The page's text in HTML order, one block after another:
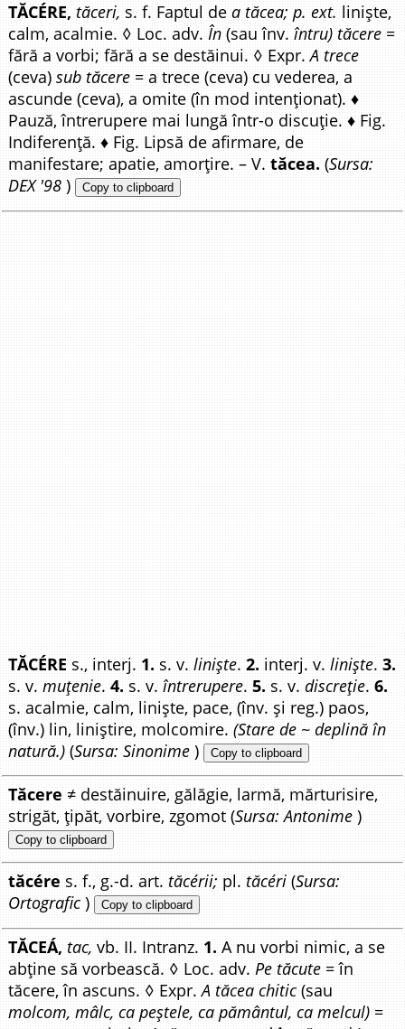
TĂCÉRE, tăceri, s. f. Faptul dea tăcea; p. ext. liniște,
calm, acalmie. ◊ Loc. adv.În (sau înv.întru) tăcere =
fără a vorbi; fără a se destăinui. ◊ Expr.A trece
(ceva)sub tăcere = a trece (ceva) cu vederea, a
ascunde (ceva), a omite (în mod intenționat). ♦
Pauză, întrerupere mai lungă într-o discuție. ♦ Fig.
Indiferență. ♦ Fig. Lipsă de afirmare, de
manifestare; apatie, amorțire. – V.tăcea. (Sursa:
DEX '98 ) Copy to clipboard
TĂCÉRE s., interj. 1. s. v.liniște.2. interj. v.liniște.3.
s. v.muțenie.4. s. v.întrerupere.5. s. v.discreție.6.
s. acalmie, calm, liniște, pace, (înv. și reg.) paos,
(înv.) lin, liniștire, molcomire.(Stare de ~ deplină în
natură.) (Sursa: Sinonime ) Copy to clipboard
Tăcere ≠ destăinuire, gălăgie, larmă, mărturisire,
strigăt, țipăt, vorbire, zgomot (Sursa: Antonime )
Copy to clipboard
tăcére s. f., g.-d. art.tăcérii; pl. tăcéri (Sursa:
Ortografic ) Copy to clipboard
TĂCEÁ, tac, vb. II. Intranz. 1. A nu vorbi nimic, a se
abține să vorbească. ◊ Loc. adv. Pe tăcute = în
tăcere, în ascuns. ◊ Expr.A tăcea chitic (sau
molcom, mâlc, ca peștele, ca pământul, ca melcul) =